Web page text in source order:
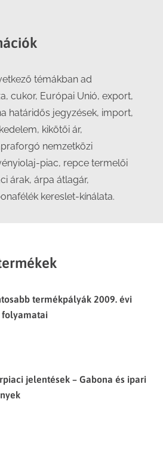
témákban ad
cukor, Európai Unió, export,
határidős jegyzések, import,
kikötői ár,
nemzetközi
piac, repce termelői
árak, árpa átlagár,
kereslet-kínálata.
termékpályák 2009. évi
folyamatai
jelentések – Gabona és ipari